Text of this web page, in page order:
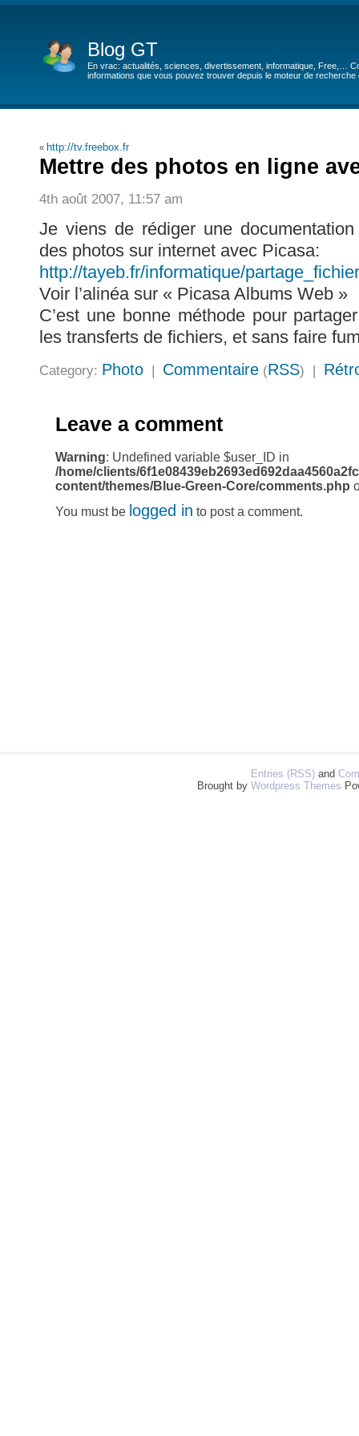
Blog GT
En vrac: actualités, sciences, divertissement, informatique, Free,…
informations que vous pouvez trouver depuis le moteur de recherche
« http://tv.freebox.fr
Mettre des photos en ligne
4th août 2007, 11:57 am
Je viens de rédiger une
des photos sur internet avec Picasa:
http://tayeb.fr/informatique/
Voir l’alinéa sur « Picasa Albums Web »
C’est une bonne méthode pour
les transferts de fichiers, et sans faire
Category: Photo | Commentaire (RSS) |
Leave a comment
Warning: Undefined variable $user_ID in
/home/clients/
content/themes/Blue-Green-Core/comments.php
You must be logged in to post a comment.
Entries (RSS)and
Brought by Wordpress Themes